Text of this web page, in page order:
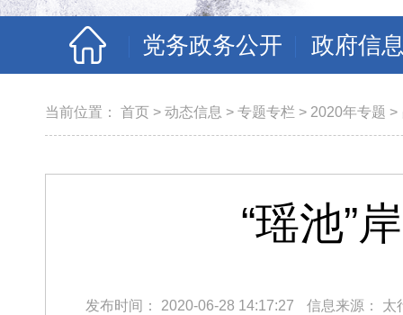
党务政务公开 政府信
当前位置： 首页 > 动态信息 > 专题专栏 > 2020年专题 >
“瑶池”
发布时间： 2020-06-28 14:17:27 信息来源： 太